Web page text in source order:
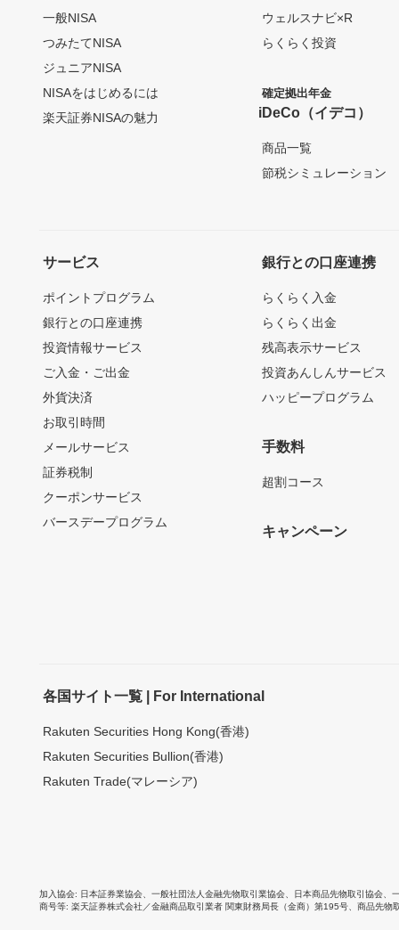
一般NISA
つみたてNISA
ジュニアNISA
NISAをはじめるには
楽天証券NISAの魅力
ウェルスナビ×R
らくらく投資
確定拠出年金
iDeCo（イデコ）
商品一覧
節税シミュレーション
サービス
ポイントプログラム
銀行との口座連携
投資情報サービス
ご入金・ご出金
外貨決済
お取引時間
メールサービス
証券税制
クーポンサービス
バースデープログラム
銀行との口座連携
らくらく入金
らくらく出金
残高表示サービス
投資あんしんサービス
ハッピープログラム
手数料
超割コース
キャンペーン
各国サイト一覧 | For International
Rakuten Securities Hong Kong(香港)
Rakuten Securities Bullion(香港)
Rakuten Trade(マレーシア)
加入協会 日本証券業協会 一般社団法人金融先物取引業協会 日本商品先物取引協会
商号等 楽天証券株式会社／金融商品取引業者 関東財務局長（金商）第195号、商品先物